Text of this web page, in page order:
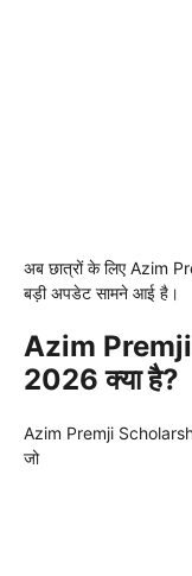
अब छात्रों के लिए Azim
बड़ी अपडेट सामने आई है।
Azim
2026 क्या है?
Azim Premji
जो